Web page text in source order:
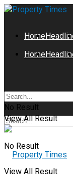
Home
No Result
View All Result
Home
No Result
View All Result